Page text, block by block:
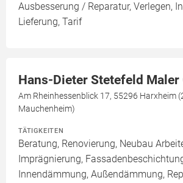
Ausbesserung / Reparatur, Verlegen,
Lieferung, Tarif
Hans-Dieter Stetefeld Maler
Am Rheinhessenblick 17, 55296 Harxheim
Mauchenheim)
TÄTIGKEITEN
Beratung, Renovierung, Neubau
Imprägnierung,
Innendämmung, Außendämmung,